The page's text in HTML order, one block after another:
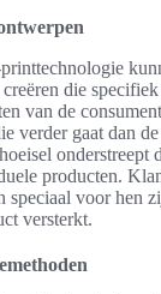
die
van de
verder gaat dan
onderstreept
producten.
speciaal voor hen
versterkt.